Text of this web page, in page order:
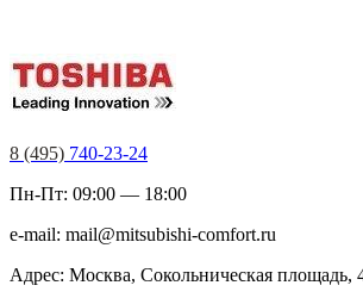
8 (495) 740-23-24
Пн-Пт: 09:00 — 18:00
e-mail: mail@mitsubishi-comfort.ru
Адрес: Москва, Сокольническая площадь,